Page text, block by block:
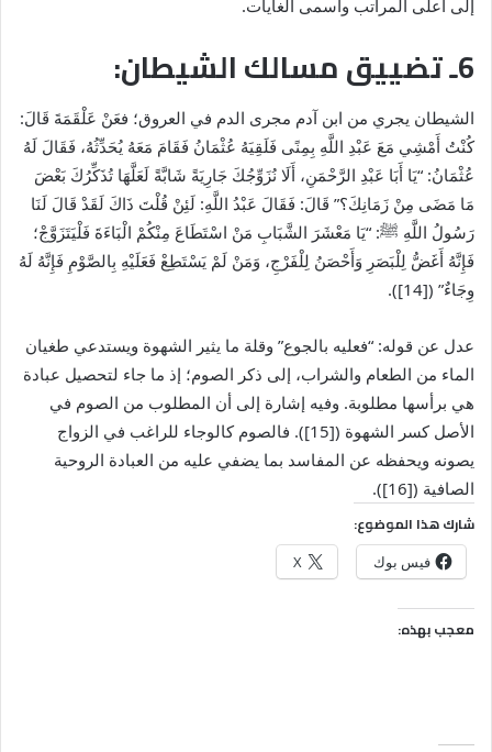
إلى أعلى المراتب وأسمى الغايات.
6ـ تضييق مسالك الشيطان:
الشيطان يجري من ابن آدم مجرى الدم في العروق؛ فعَنْ عَلْقَمَةَ قَالَ:
كُنْتُ أَمْشِي مَعَ عَبْدِ اللَّهِ بِمِنًى فَلَقِيَهُ عُثْمَانُ فَقَامَ مَعَهُ يُحَدِّثُهُ، فَقَالَ لَهُ
عُثْمَانُ: “يَا أَبَا عَبْدِ الرَّحْمَنِ، أَلَا نُزَوِّجُكَ جَارِيَةً شَابَّةً لَعَلَّهَا تُذَكِّرُكَ بَعْضَ
مَا مَضَى مِنْ زَمَانِكَ؟” قَالَ: فَقَالَ عَبْدُ اللَّهِ: لَئِنْ قُلْتَ ذَاكَ لَقَدْ قَالَ لَنَا
رَسُولُ اللَّهِ ﷺ: “يَا مَعْشَرَ الشَّبَابِ مَنْ اسْتَطَاعَ مِنْكُمْ الْبَاءَةَ فَلْيَتَزَوَّجْ؛
فَإِنَّهُ أَغَضُّ لِلْبَصَرِ وَأَحْصَنُ لِلْفَرْجِ، وَمَنْ لَمْ يَسْتَطِعْ فَعَلَيْهِ بِالصَّوْمِ فَإِنَّهُ لَهُ
وِجَاءٌ” ([14]).
عدل عن قوله: “فعليه بالجوع” وقلة ما يثير الشهوة ويستدعي طغيان
الماء من الطعام والشراب، إلى ذكر الصوم؛ إذ ما جاء لتحصيل عبادة
هي برأسها مطلوبة. وفيه إشارة إلى أن المطلوب من الصوم في
الأصل كسر الشهوة ([15]). فالصوم كالوجاء للراغب في الزواج
يصونه ويحفظه عن المفاسد بما يضفي عليه من العبادة الروحية
الصافية ([16]).
شارك هذا الموضوع:
فيس بوك X
معجب بهذه: